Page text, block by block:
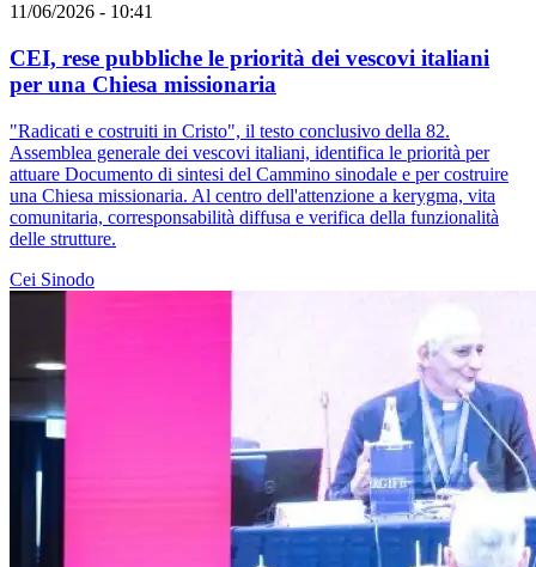
11/06/2026 - 10:41
CEI, rese pubbliche le priorità dei vescovi italiani
per una Chiesa missionaria
"Radicati e costruiti in Cristo", il testo conclusivo della 82.
Assemblea generale dei vescovi italiani, identifica le priorità per
attuare Documento di sintesi del Cammino sinodale e per costruire
una Chiesa missionaria. Al centro dell'attenzione a kerygma, vita
comunitaria, corresponsabilità diffusa e verifica della funzionalità
delle strutture.
Cei Sinodo